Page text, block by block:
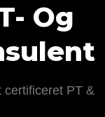
Og
certificeret PT &